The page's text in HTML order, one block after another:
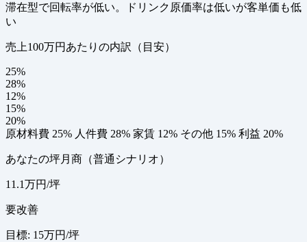
滞在型で回転率が低い。ドリンク原価率は低いが客単価も低
い
売上100万円あたりの内訳（目安）
25%
28%
12%
15%
20%
原材料費 25% 人件費 28% 家賃 12% その他 15% 利益 20%
あなたの坪月商（普通シナリオ）
11.1万円/坪
要改善
目標: 15万円/坪